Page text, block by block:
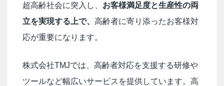
超高齢社会に突入し、 お客様満足度と生産性の両
立を実現する上で、 高齢者に寄り添ったお客様対
応が重要になります。
株式会社TMJでは、高齢者対応を支援する研修や
ツールなど幅広いサービスを提供しています。高